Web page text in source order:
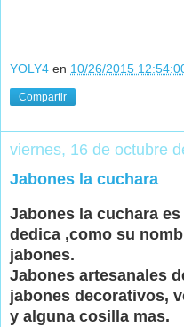
YOLY4 en 10/26/2015
Compartir
viernes, 16 de octubre
Jabones la cuchara
Jabones la cuchara
dedica ,como su
jabones.
Jabones artesanales
jabones decorativos,
y alguna cosilla mas.